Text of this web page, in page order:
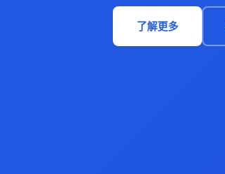
了解更多